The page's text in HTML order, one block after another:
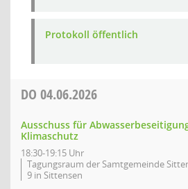
Protokoll öffentlich
DO 04.06.2026
Ausschuss für
Klimaschutz
18:30-19:15 Uhr
Tagungsraum der Samtgemeinde
9 in Sittensen